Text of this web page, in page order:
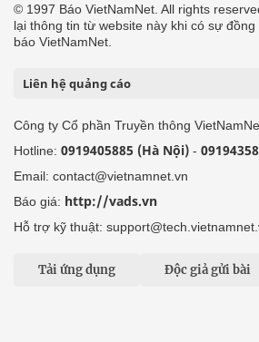
© 1997 Báo VietNamNet. All rights
lại thông tin từ website này khi có sự
báo VietNamNet.
Liên hệ quảng cáo
Công ty Cổ phần Truyền thông
Hotline: 0919405885 (Hà Nội) -
Email: contact@vietnamnet.vn
Báo giá: http://vads.vn
Hỗ trợ kỹ thuật:
Tải ứng dụng Độc giả gửi bài